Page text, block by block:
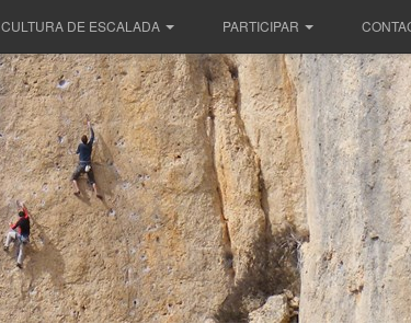
CULTURA DE ESCALADA PARTICIPAR